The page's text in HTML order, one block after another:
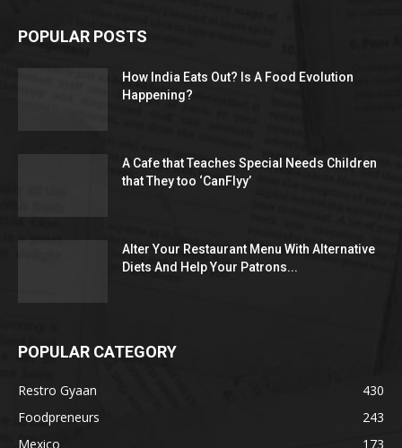
POPULAR POSTS
How India Eats Out? Is A Food Evolution
Happening?
A Cafe that Teaches Special Needs Children
that They too ‘CanFlyy’
Alter Your Restaurant Menu With Alternative
Diets And Help Your Patrons...
POPULAR CATEGORY
Restro Gyaan
430
Foodpreneurs
243
Mexico
173